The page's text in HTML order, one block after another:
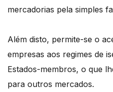
mercadorias pela simples
Além disto, permite-se o
empresas aos regimes de
Estados-membros, o que
para outros mercados.